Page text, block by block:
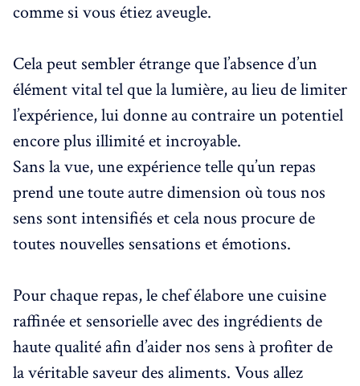
comme si vous étiez aveugle.
Cela peut sembler étrange que l’absence d’un
élément vital tel que la lumière, au lieu de limiter
l’expérience, lui donne au contraire un potentiel
encore plus illimité et incroyable.
Sans la vue, une expérience telle qu’un repas
prend une toute autre dimension où tous nos
sens sont intensifiés et cela nous procure de
toutes nouvelles sensations et émotions.
Pour chaque repas, le chef élabore une cuisine
raffinée et sensorielle avec des ingrédients de
haute qualité afin d’aider nos sens à profiter de
la véritable saveur des aliments. Vous allez